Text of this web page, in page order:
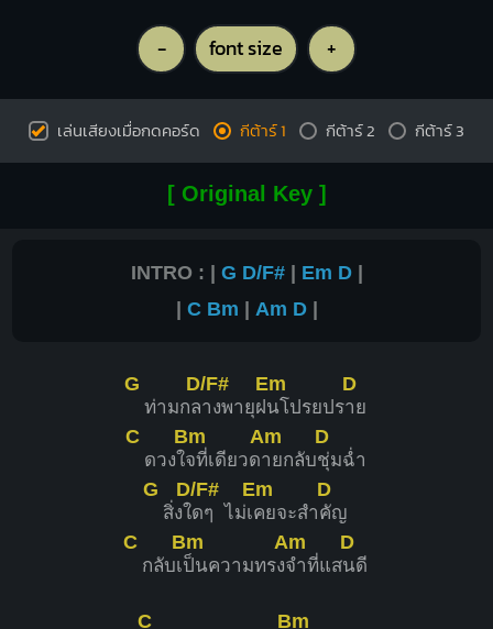
- font size +
เล่นเสียงเมื่อกดคอร์ด กีต้าร์ 1 กีต้าร์ 2 กีต้าร์ 3
[ Original Key ]
INTRO : | G D/F#| Em D|
| C Bm | Am D|
G
ท่ามกล
D/F#
างพายุฝ
Em
นโปรยปร
D
าย
C
ดวงใ
Bm
จที่เดียวด
Am
ายกลับ
D
ชุ่มฉ่ำ
G
สิ่งใ
D/F#
ดๆ ไม่เ
Em
คยจะสำ
D
คัญ
C
กลับเ
Bm
ป็นความทรง
Am
จำที่แส
D
นดี
C Bm